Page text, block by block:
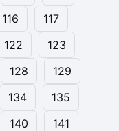
116
117
122
123
128
129
134
135
140
141